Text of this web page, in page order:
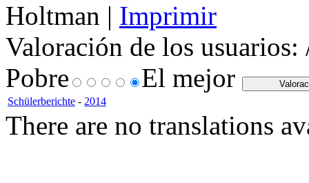
Holtman |
Valoración de los usuarios:
Pobre
El mejor
Schülerberichte - 2014
There are no translations